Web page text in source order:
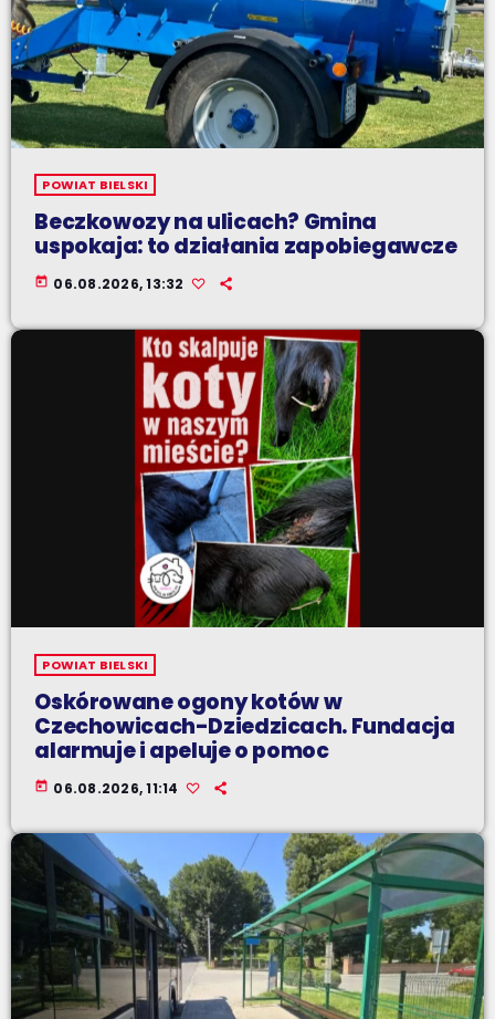
POWIAT BIELSKI
Beczkowozy na ulicach? Gmina
uspokaja: to działania zapobiegawcze
today 06.08.2026, 13:32
POWIAT BIELSKI
Oskórowane ogony kotów w
Czechowicach-Dziedzicach. Fundacja
alarmuje i apeluje o pomoc
today 06.08.2026, 11:14